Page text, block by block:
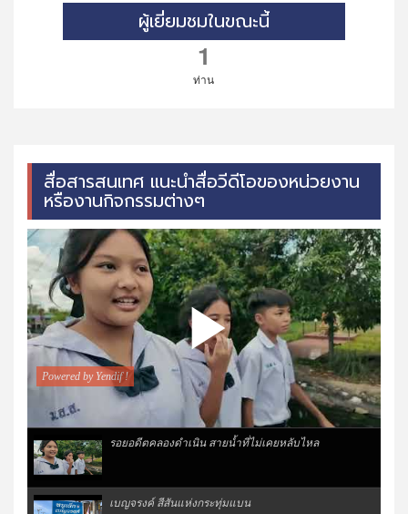
ผู้เยี่ยมชมในขณะนี้
1
ท่าน
สื่อสารสนเทศ แนะนำสื่อวีดีโอของหน่วยงาน
หรืองานกิจกรรมต่างๆ
รอยอดีตคลองดำเนิน สายน้ำที่ไม่เคยหลับไหล
เบญจรงค์ สีสันแห่งกระทุ่มแบน